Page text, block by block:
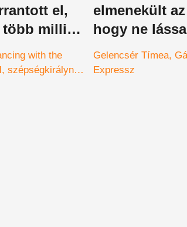
el,
több millió
le
with the
szépségkirálynő
elmenekült
hogy ne
Expressz mai
Gelencsér Tímea
Expressz